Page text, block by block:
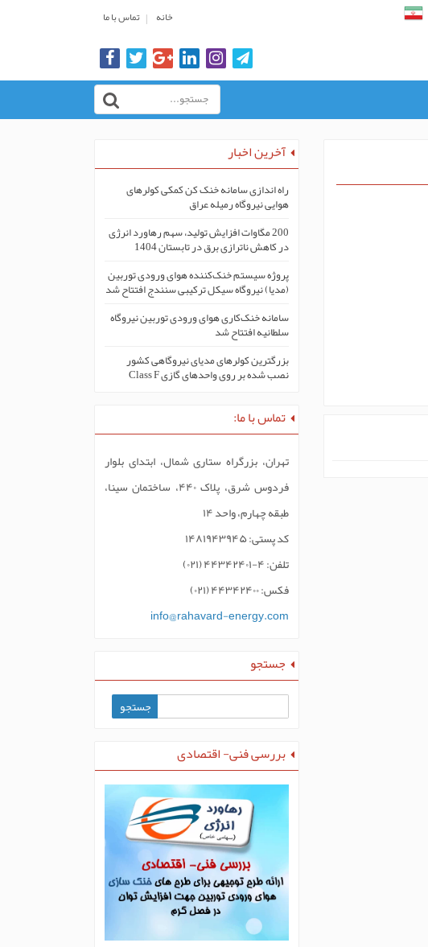
خانه تماس با ما
آخرین اخبار
راه اندازی سامانه خنک کن کمکی کولرهای
هوایی نیروگاه رمیله عراق
200 مگاوات افزایش تولید، سهم رهاورد انرژی
در کاهش ناترازی برق در تابستان 1404
پروژه سیستم خنک‌کنندە هوای ورودی توربین
(مدیا) نیروگاه سیکل ترکیبی سنندج افتتاح شد
سامانه خنک‌کاری هوای ورودی توربین نیروگاه
سلطانیه افتتاح شد
بزرگترین کولرهای مدیای نیروگاهی کشور
نصب شده بر روی واحدهای گازی Class F
تماس با ما:
تهران، بزرگراه ستاری شمال، ابتدای بلوار
فردوس شرق، پلاک ۴۴۰، ساختمان سینا،
طبقه چهارم، واحد ۱۴
کد پستی: ۱۴۸۱۹۴۳۹۴۵
تلفن: ۴-۴۴۳۴۲۴۰۱ (۰۲۱)
فکس: ۴۴۳۴۲۴۰۰ (۰۲۱)
info@rahavard-energy.com
جستجو
بررسی فنی- اقتصادی